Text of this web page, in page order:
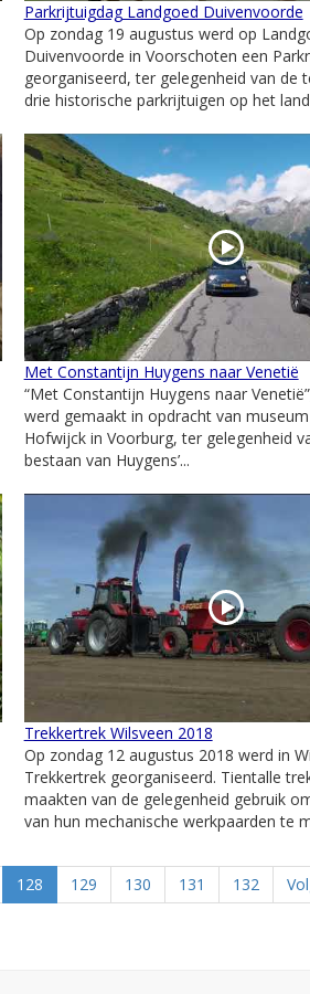
Parkrijtuigdag Landgoed Duivenvoorde
Op zondag 19 augustus werd op
Duivenvoorde in Voorschoten een
georganiseerd, ter gelegenheid van de
drie historische parkrijtuigen op het
Met Constantijn Huygens naar Venetië
“Met Constantijn Huygens naar
werd gemaakt in opdracht van museum
Hofwijck in Voorburg, ter gelegenheid
bestaan van Huygens’...
Trekkertrek Wilsveen 2018
Op zondag 12 augustus 2018 werd in
Trekkertrek georganiseerd. Tientalle
maakten van de gelegenheid gebruik
van hun mechanische werkpaarden te
128 129 130 131 132